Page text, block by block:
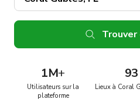
Trouver
1M+
Utilisateurs sur la
plateforme
93
Lieux à Coral